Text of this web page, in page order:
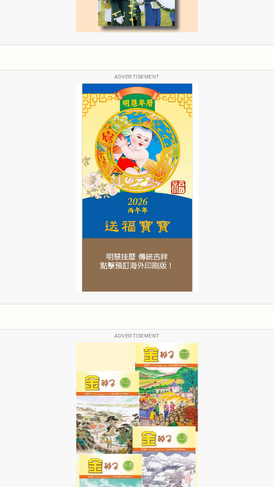
ADVERTISEMENT
ADVERTISEMENT